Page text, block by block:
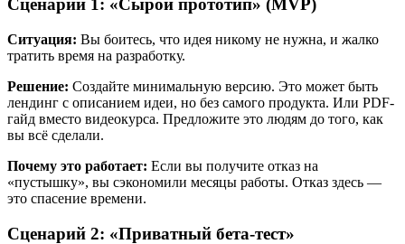
Сценарий 1: «Сырой прототип» (MVP)
Ситуация: Вы боитесь, что идея никому не нужна, и жалко
тратить время на разработку.
Решение: Создайте минимальную версию. Это может быть
лендинг с описанием идеи, но без самого продукта. Или PDF-
гайд вместо видеокурса. Предложите это людям до того, как
вы всё сделали.
Почему это работает: Если вы получите отказ на
«пустышку», вы сэкономили месяцы работы. Отказ здесь —
это спасение времени.
Сценарий 2: «Приватный бета-тест»